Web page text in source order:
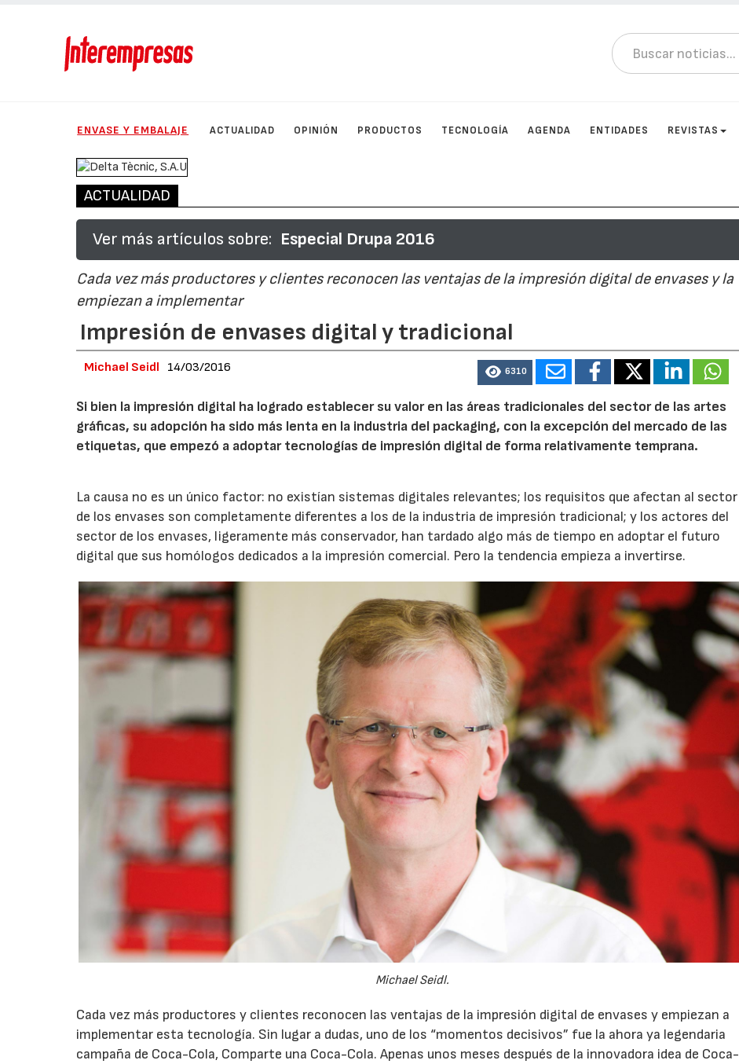
ENVASE Y EMBALAJE ACTUALIDAD OPINIÓN PRODUCTOS TECNOLOGÍA AGENDA ENTIDADES REVISTAS
ACTUALIDAD
Ver más artículos sobre: Especial Drupa 2016
Cada vez más productores y clientes reconocen las ventajas de la impresión digital de envases y la
empiezan a implementar
Impresión de envases digital y tradicional
Michael Seidl 14/03/2016 6310
Si bien la impresión digital ha logrado establecer su valor en las áreas tradicionales del sector de las artes
gráficas, su adopción ha sido más lenta en la industria del packaging, con la excepción del mercado de las
etiquetas, que empezó a adoptar tecnologías de impresión digital de forma relativamente temprana.
La causa no es un único factor: no existían sistemas digitales relevantes; los requisitos que afectan al sector
de los envases son completamente diferentes a los de la industria de impresión tradicional; y los actores del
sector de los envases, ligeramente más conservador, han tardado algo más de tiempo en adoptar el futuro
digital que sus homólogos dedicados a la impresión comercial. Pero la tendencia empieza a invertirse.
Michael Seidl.
Cada vez más productores y clientes reconocen las ventajas de la impresión digital de envases y empiezan a
implementar esta tecnología. Sin lugar a dudas, uno de los “momentos decisivos” fue la ahora ya legendaria
campaña de Coca-Cola, Comparte una Coca-Cola. Apenas unos meses después de la innovadora idea de Coca-